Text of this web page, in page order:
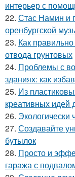
интерьер с
22. Стас Намин и
оренбургской
23. Как
отвода грунтовых
24. Проблемы с
зданиях: как
25. Из
креативных идей
26. Экологически
27. Создавайте
бутылок
28. Просто и
гаража с